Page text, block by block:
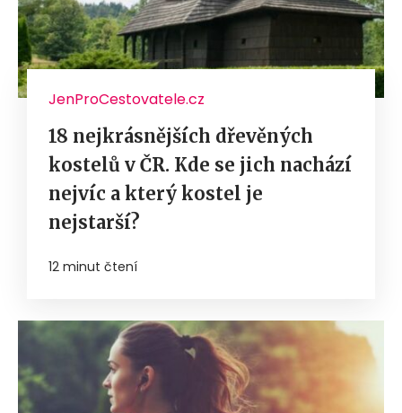
JenProCestovatele.cz
18 nejkrásnějších dřevěných
kostelů v ČR. Kde se jich nachází
nejvíc a který kostel je
nejstarší?
12 minut čtení